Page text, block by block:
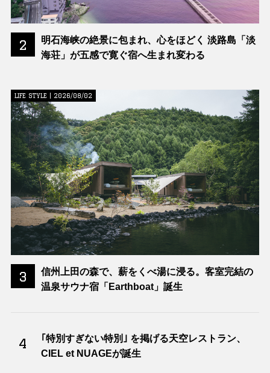
2
明石海峡の絶景に包まれ、心をほどく 淡路島「淡
海荘」が五感で寛ぐ宿へ生まれ変わる
3
LIFE STYLE | 2026/08/02
信州上田の森で、薪をくべ湯に浸る。客室完結の
温泉サウナ宿「Earthboat」誕生
4
｢特別すぎない特別｣ を掲げる天空レストラン、
CIEL et NUAGEが誕生